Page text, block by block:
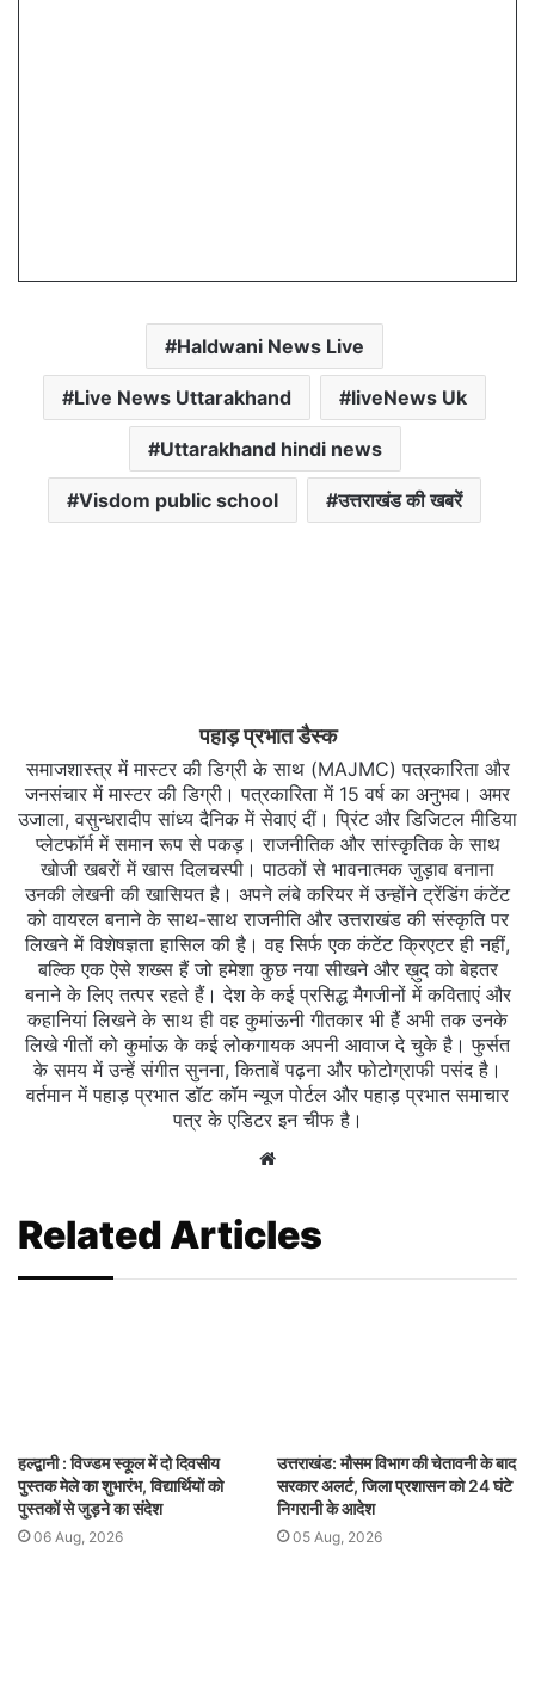
Haldwani News Live
Live News Uttarakhand liveNews Uk
Uttarakhand hindi news
Visdom public school उत्तराखंड की खबरें
पहाड़ प्रभात डैस्क
समाजशास्त्र में मास्टर की डिग्री के साथ (MAJMC) पत्रकारिता और
जनसंचार में मास्टर की डिग्री। पत्रकारिता में 15 वर्ष का अनुभव। अमर
उजाला, वसुन्धरादीप सांध्य दैनिक में सेवाएं दीं। प्रिंट और डिजिटल मीडिया
प्लेटफॉर्म में समान रूप से पकड़। राजनीतिक और सांस्कृतिक के साथ
खोजी खबरों में खास दिलचस्‍पी। पाठकों से भावनात्मक जुड़ाव बनाना
उनकी लेखनी की खासियत है। अपने लंबे करियर में उन्होंने ट्रेंडिंग कंटेंट
को वायरल बनाने के साथ-साथ राजनीति और उत्तराखंड की संस्कृति पर
लिखने में विशेषज्ञता हासिल की है। वह सिर्फ एक कंटेंट क्रिएटर ही नहीं,
बल्कि एक ऐसे शख्स हैं जो हमेशा कुछ नया सीखने और ख़ुद को बेहतर
बनाने के लिए तत्पर रहते हैं। देश के कई प्रसिद्ध मैगजीनों में कविताएं और
कहानियां लिखने के साथ ही वह कुमांऊनी गीतकार भी हैं अभी तक उनके
लिखे गीतों को कुमांऊ के कई लोकगायक अपनी आवाज दे चुके है। फुर्सत
के समय में उन्हें संगीत सुनना, किताबें पढ़ना और फोटोग्राफी पसंद है।
वर्तमान में पहाड़ प्रभात डॉट कॉम न्यूज पोर्टल और पहाड़ प्रभात समाचार
पत्र के एडिटर इन चीफ है।
Website
Related Articles
हल्द्वानी : विज्डम स्कूल में दो दिवसीय
पुस्तक मेले का शुभारंभ, विद्यार्थियों को
पुस्तकों से जुड़ने का संदेश
06 Aug, 2026
उत्तराखंड: मौसम विभाग की चेतावनी के बाद
सरकार अलर्ट, जिला प्रशासन को 24 घंटे
निगरानी के आदेश
05 Aug, 2026